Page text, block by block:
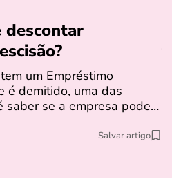
descontar
um Empréstimo
é demitido, uma das
saber se a empresa pode…
Salvar artigo